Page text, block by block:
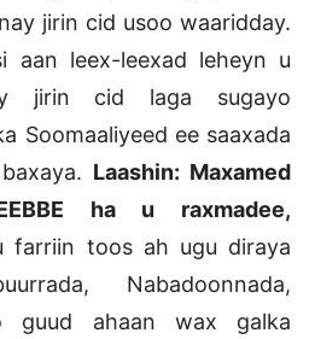
jirin cid usoo waaridday.
aan leex-leexad leheyn u
jirin cid laga sugayo
Soomaaliyeed ee saaxada
Laashin: Maxamed
ha u raxmadee,
farriin toos ah ugu diraya
Nabadoonnada,
guud ahaan wax galka